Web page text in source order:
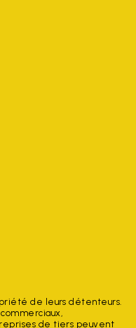
de leurs détenteurs.
de tiers peuvent